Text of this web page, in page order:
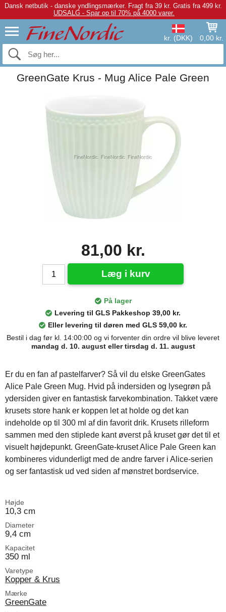
Dansk netbutik - danske yndlingsmærker. Fragt fra 39 kr. Gratis fra 499 kr.
UDSALG - Spar op til 70% på 4000 varer.
kr. (DKK) 0,00 kr.
GreenGate Krus - Mug Alice Pale Green
81,00 kr.
Læg i kurv
På lager
Levering til GLS Pakkeshop 39,00 kr.
Eller levering til døren med GLS 59,00 kr.
Bestil i dag før kl. 14:00:00 og vi forventer din ordre vil blive leveret
mandag d. 10. august eller tirsdag d. 11. august
Er du en fan af pastelfarver? Så vil du elske GreenGates
Alice Pale Green Mug. Hvid på indersiden og lysegrøn på
ydersiden giver en fantastisk farvekombination. Takket være
krusets store hank er koppen let at holde og det kan
indeholde op til 300 ml af din favorit drik. Krusets rilleform
sammen med den stiplede kant øverst på kruset gør det til et
visuelt højdepunkt. GreenGate-kruset Alice Pale Green kan
kombineres vidunderligt med de andre farver i Alice-serien
og ser fantastisk ud ved siden af mønstret bordservice.
Højde
10,3 cm
Diameter
9,4 cm
Kapacitet
350 ml
Varetype
Kopper & Krus
Mærke
GreenGate